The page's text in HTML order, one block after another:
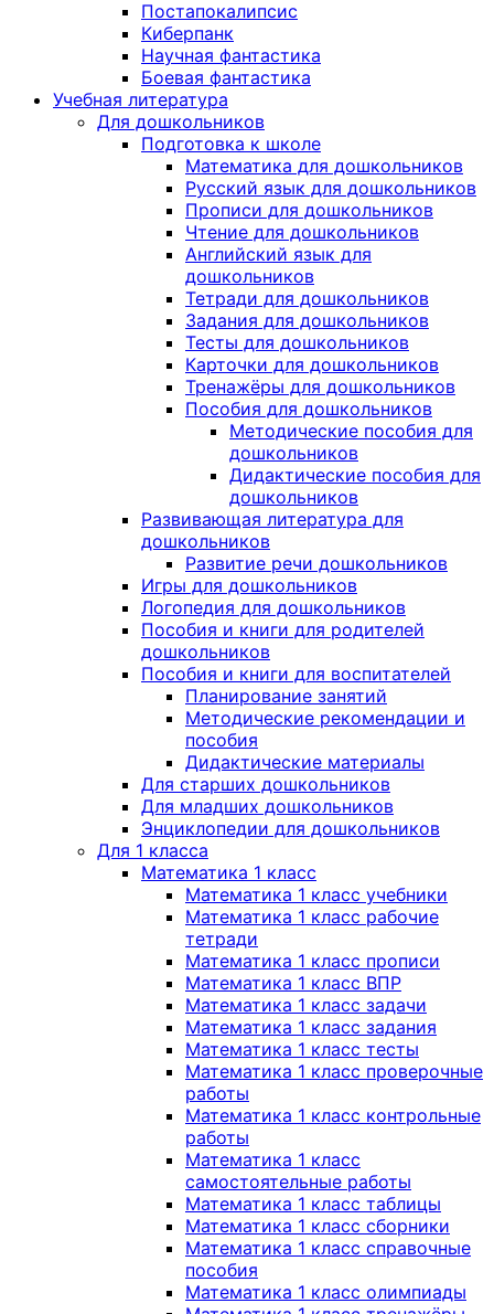
Постапокалипсис
Киберпанк
Научная фантастика
Боевая фантастика
Учебная литература
Для дошкольников
Подготовка к школе
Математика для дошкольников
Русский язык для дошкольников
Прописи для дошкольников
Чтение для дошкольников
Английский язык для
дошкольников
Тетради для дошкольников
Задания для дошкольников
Тесты для дошкольников
Карточки для дошкольников
Тренажёры для дошкольников
Пособия для дошкольников
Методические пособия для
дошкольников
Дидактические пособия для
дошкольников
Развивающая литература для
дошкольников
Развитие речи дошкольников
Игры для дошкольников
Логопедия для дошкольников
Пособия и книги для родителей
дошкольников
Пособия и книги для воспитателей
Планирование занятий
Методические рекомендации и
пособия
Дидактические материалы
Для старших дошкольников
Для младших дошкольников
Энциклопедии для дошкольников
Для 1 класса
Математика 1 класс
Математика 1 класс учебники
Математика 1 класс рабочие
тетради
Математика 1 класс прописи
Математика 1 класс ВПР
Математика 1 класс задачи
Математика 1 класс задания
Математика 1 класс тесты
Математика 1 класс проверочные
работы
Математика 1 класс контрольные
работы
Математика 1 класс
самостоятельные работы
Математика 1 класс таблицы
Математика 1 класс сборники
Математика 1 класс справочные
пособия
Математика 1 класс олимпиады